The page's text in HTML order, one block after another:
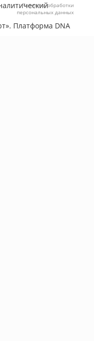
. Платформа DNA
Политика обработки
персональных данных